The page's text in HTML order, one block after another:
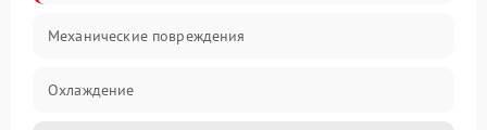
Механические повреждения
Охлаждение